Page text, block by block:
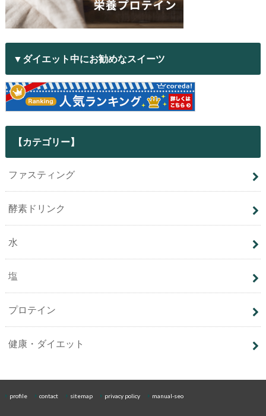
▼ダイエット中にお勧めなスイーツ
【カテゴリー】
ファスティング
酵素ドリンク
水
塩
プロテイン
健康・ダイエット
profile contact sitemap privacy policy manual-seo